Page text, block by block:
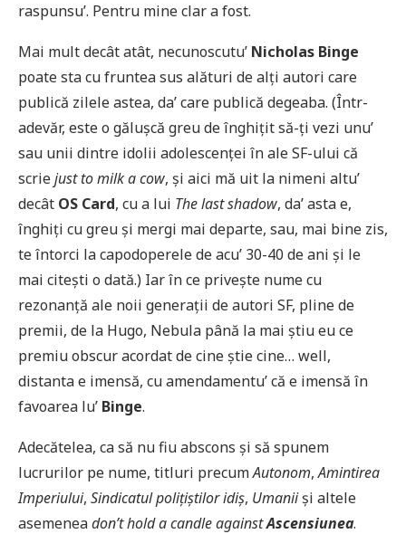
raspunsu’. Pentru mine clar a fost.
Mai mult decât atât, necunoscutu’ Nicholas Binge
poate sta cu fruntea sus alături de alți autori care
publică zilele astea, da’ care publică degeaba. (Într-
adevăr, este o gălușcă greu de înghițit să-ți vezi unu’
sau unii dintre idolii adolescenței în ale SF-ului că
scriejust to milk a cow, și aici mă uit la nimeni altu’
decât OS Card, cu a lui The last shadow, da’ asta e,
înghiți cu greu și mergi mai departe, sau, mai bine zis,
te întorci la capodoperele de acu’ 30-40 de ani și le
mai citești o dată.) Iar în ce privește nume cu
rezonanță ale noii generații de autori SF, pline de
premii, de la Hugo, Nebula până la mai știu eu ce
premiu obscur acordat de cine știe cine… well,
distanta e imensă, cu amendamentu’ că e imensă în
favoarea lu’ Binge.
Adecătelea, ca să nu fiu abscons și să spunem
lucrurilor pe nume, titluri precumAutonom,Amintirea
Imperiului, Sindicatul polițiștilor idiș, Umaniiși altele
asemeneadon’t hold a candle againstAscensiunea.